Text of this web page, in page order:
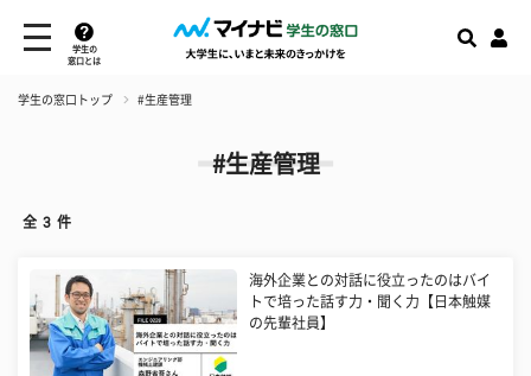
学生の
窓口とは
学生の窓口トップ #生産管理
#生産管理
全 3 件
海外企業との対話に役立ったのはバイ
トで培った話す力・聞く力【日本触媒
の先輩社員】